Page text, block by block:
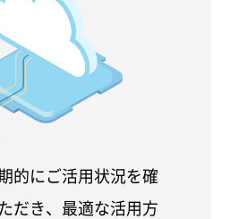
的にご活用状況を確
だき、最適な活用方